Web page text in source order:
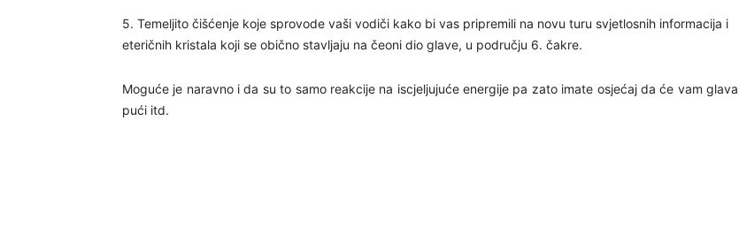
5. Temeljito čišćenje koje sprovode vaši vodiči kako bi vas pripremili na novu turu svjetlosnih informacija i
eteričnih kristala koji se obično stavljaju na čeoni dio glave, u području 6. čakre.
Moguće je naravno i da su to samo reakcije na iscjeljujuće energije pa zato imate osjećaj da će vam glava
pući itd.